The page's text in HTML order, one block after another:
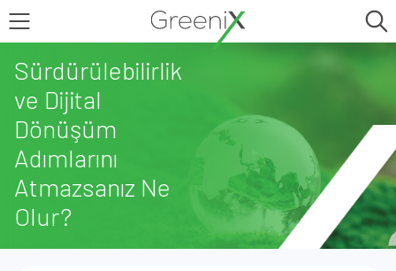
Sürdürülebilirlik
ve Dijital
Dönüşüm
Adımlarını
Atmazsanız Ne
Olur?